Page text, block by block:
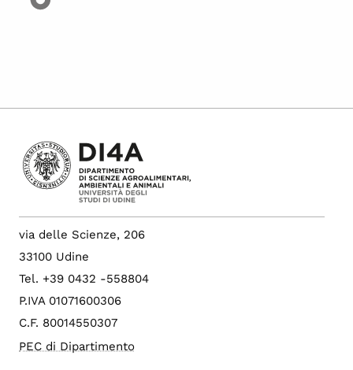
via delle Scienze, 206
33100 Udine
Tel. +39 0432 -558804
P.IVA 01071600306
C.F. 80014550307
PEC di Dipartimento